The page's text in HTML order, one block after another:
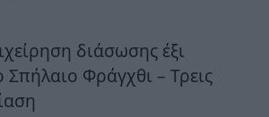
διάσωσης έξι
Φράγχθι – Τρεις